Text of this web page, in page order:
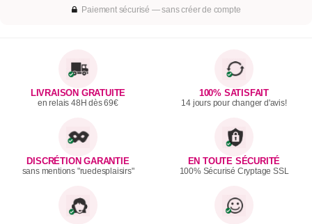
Paiement sécurisé — sans créer de compte
LIVRAISON GRATUITE
en relais 48H dès 69€
100% SATISFAIT
14 jours pour changer d'avis!
DISCRÉTION GARANTIE
sans mentions "ruedesplaisirs"
EN TOUTE SÉCURITÉ
100% Sécurisé Cryptage SSL